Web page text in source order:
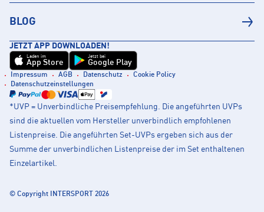
BLOG
JETZT APP DOWNLOADEN!
Laden im
App Store
Jetzt bei
Google Play
Impressum AGB Datenschutz
Cookie Policy
Datenschutzeinstellungen
*UVP = Unverbindliche Preisempfehlung. Die angeführten UVPs
sind die aktuellen vom Hersteller unverbindlich empfohlenen
Listenpreise. Die angeführten Set-UVPs ergeben sich aus der
Summe der unverbindlichen Listenpreise der im Set enthaltenen
Einzelartikel.
© Copyright INTERSPORT 2026